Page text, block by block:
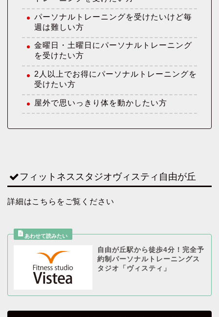
パーソナルトレーニングを受けたいけど毎
週は難しい方
金曜日・土曜日にパーソナルトレーニング
を受けたい方
2人以上でお得にパーソナルトレーニングを
受けたい方
屋外で思いっきり体を動かしたい方
フィットネススタジオヴィスティ自由が丘
詳細はこちらをご覧ください
自由が丘駅から徒歩4分！完全予
約制パーソナルトレーニングス
タジオ「ヴィスティ」